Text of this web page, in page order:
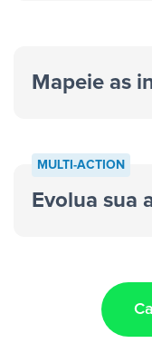
Mapeie as
MULTI-ACTION
Evolua sua